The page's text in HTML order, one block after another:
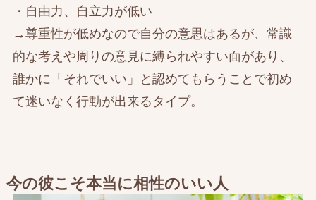
・自由力、自立力が低い
→尊重性が低めなので自分の意思はあるが、常識
的な考えや周りの意見に縛られやすい面があり、
誰かに「それでいい」と認めてもらうことで初め
て迷いなく行動が出来るタイプ。
今の彼こそ本当に相性のいい人